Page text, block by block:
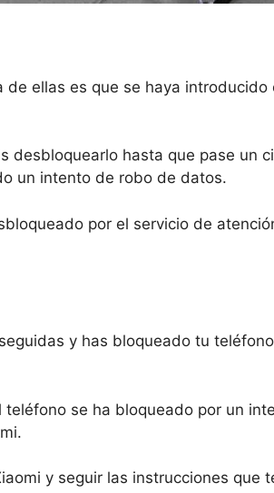
ellas es que se haya introducido
desbloquearlo hasta que pase un
un intento de robo de datos.
por el servicio de
y has bloqueado tu
se ha bloqueado por un
y seguir las instrucciones que